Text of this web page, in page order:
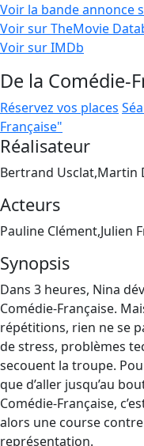
Voir la bande annonce
Voir sur TheMovie
Voir sur IMDb
De la Comédie-
Réservez vos places
Française"
Réalisateur
Bertrand Usclat,Martin
Acteurs
Pauline Clément,Julien
Synopsis
Dans 3 heures, Nina
Comédie-Française.
répétitions, rien ne se
de stress, problèmes
secouent la troupe.
que d’aller jusqu’au
Comédie-Française,
alors une course
représentation.